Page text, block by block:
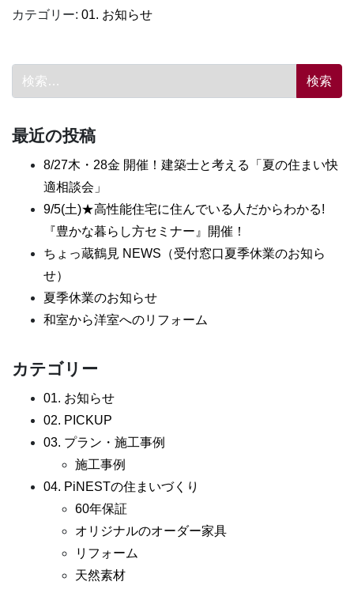
カテゴリー: 01. お知らせ
検索:
最近の投稿
8/27木・28金 開催！建築士と考える「夏の住まい快
適相談会」
9/5(土)★高性能住宅に住んでいる人だからわかる!
『豊かな暮らし方セミナー』開催！
ちょっ蔵鶴見 NEWS（受付窓口夏季休業のお知ら
せ）
夏季休業のお知らせ
和室から洋室へのリフォーム
カテゴリー
01. お知らせ
02. PICKUP
03. プラン・施工事例
施工事例
04. PiNESTの住まいづくり
60年保証
オリジナルのオーダー家具
リフォーム
天然素材